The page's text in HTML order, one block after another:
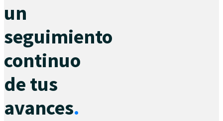
un
seguimiento
continuo
de tus
avances.